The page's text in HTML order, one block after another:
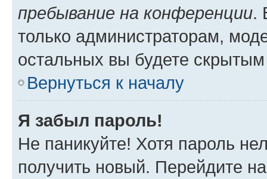
пребывание на конференции.
только администраторам,
остальных вы будете
Вернуться к началу
Я забыл пароль!
Не паникуйте! Хотя пароль
получить новый. Перейдите